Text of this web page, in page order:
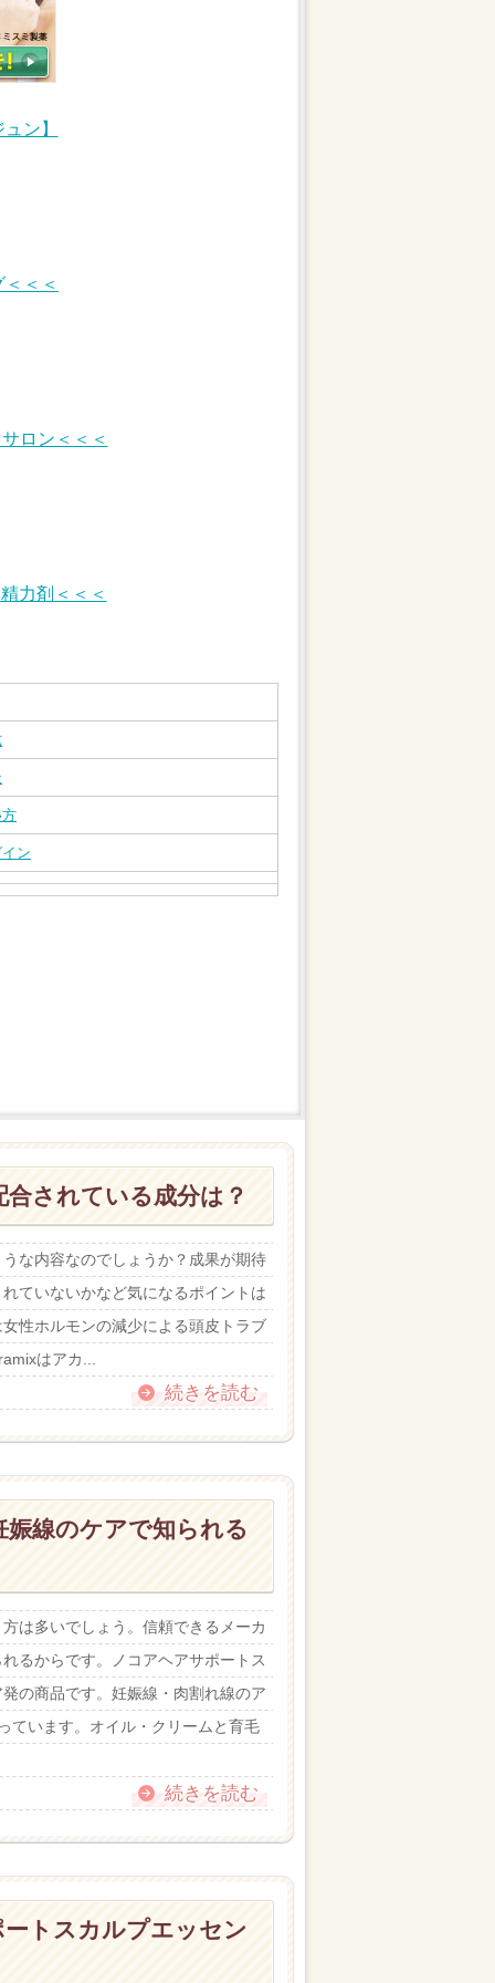
ン】
＜＜
ロン＜＜＜
力剤＜＜＜
ン
されている成分は？
な内容なのでしょうか？成果が期待
ていないかなど気になるポイントは
性ホルモンの減少による頭皮トラブ
はアカ...
続きを読む
線のケアで知られる
は多いでしょう。信頼できるメーカ
るからです。ノコアヘアサポートス
の商品です。妊娠線・肉割れ線のア
ています。オイル・クリームと育毛
続きを読む
トスカルプエッセン